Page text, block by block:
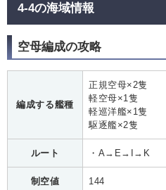
4-4の海域情報
空母編成の攻略
編成する艦種
正規空母×2隻
軽空母×1隻
軽巡洋艦×1隻
駆逐艦×2隻
ルート ・A→E→I→K
制空値 144